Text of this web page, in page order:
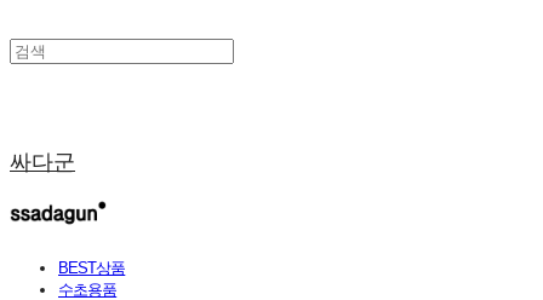
싸다군
BEST상품
수초용품